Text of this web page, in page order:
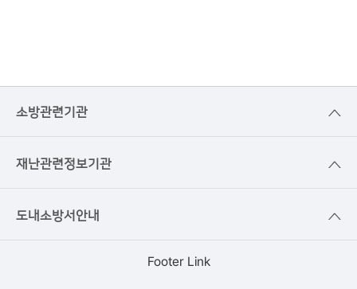
소방관련기관
재난관련정보기관
도내소방서안내
Footer Link